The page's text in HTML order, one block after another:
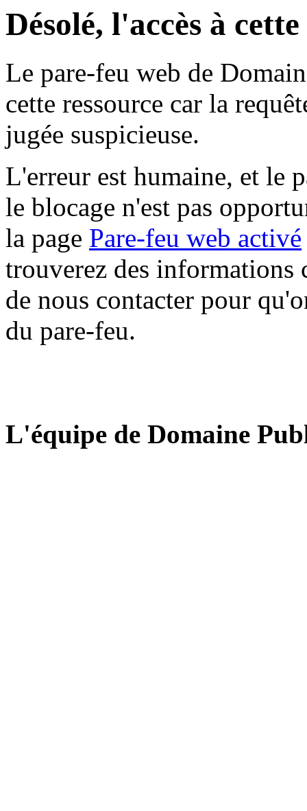
Désolé, l'accès à
Le pare-feu web de
cette ressource car la
jugée suspicieuse.
L'erreur est humaine, et le
le blocage n'est pas
la page Pare-feu web activé
trouverez des informations
de nous contacter pour
du pare-feu.
L'équipe de Domaine